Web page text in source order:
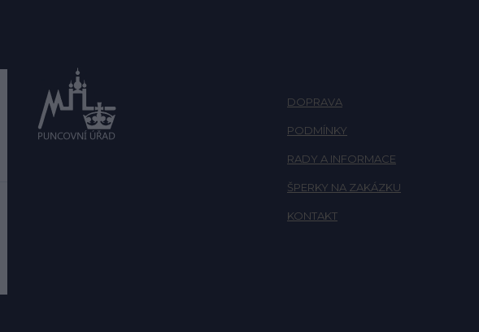
DOPRAVA
PODMÍNKY
RADY A INFORMACE
ŠPERKY NA ZAKÁZKU
KONTAKT